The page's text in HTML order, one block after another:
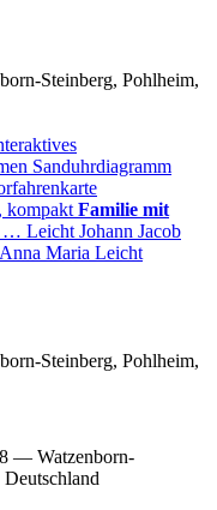
Steinberg, Pohlheim,
Sanduhrdiagramm
kompakt Familie mit
… Leicht Johann Jacob
Anna Maria Leicht
Steinberg, Pohlheim,
— Watzenborn-